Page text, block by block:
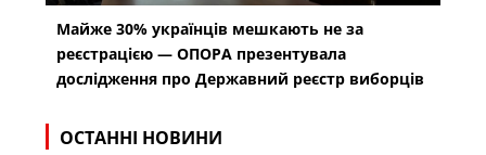
Майже 30% українців мешкають не за
реєстрацією — ОПОРА презентувала
дослідження про Державний реєстр виборців
ОСТАННІ НОВИНИ